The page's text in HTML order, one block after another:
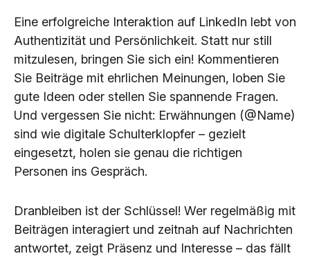
Eine erfolgreiche Interaktion auf LinkedIn lebt von
Authentizität und Persönlichkeit. Statt nur still
mitzulesen, bringen Sie sich ein! Kommentieren
Sie Beiträge mit ehrlichen Meinungen, loben Sie
gute Ideen oder stellen Sie spannende Fragen.
Und vergessen Sie nicht: Erwähnungen (@Name)
sind wie digitale Schulterklopfer – gezielt
eingesetzt, holen sie genau die richtigen
Personen ins Gespräch.
Dranbleiben ist der Schlüssel! Wer regelmäßig mit
Beiträgen interagiert und zeitnah auf Nachrichten
antwortet, zeigt Präsenz und Interesse – das fällt